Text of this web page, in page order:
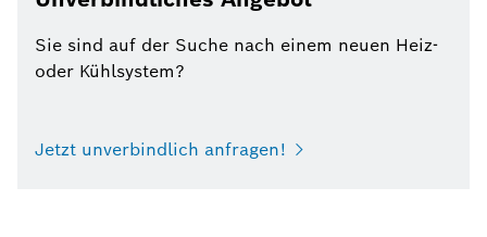
Sie sind auf der Suche nach einem neuen Heiz-
oder Kühlsystem?
Jetzt unverbindlich anfragen!